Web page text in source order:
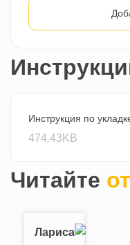
Инструкция по
474.43KB
Читайте
Лариса